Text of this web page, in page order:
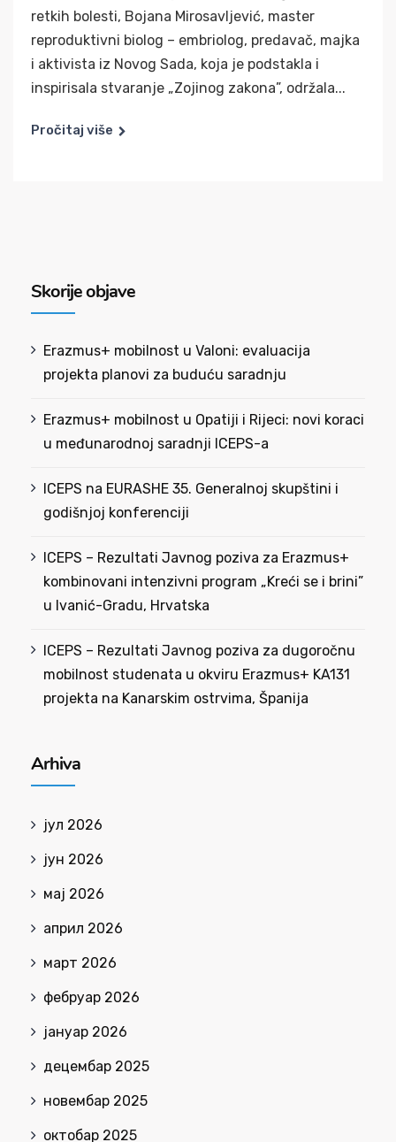
retkih bolesti, Bojana Mirosavljević, master
reproduktivni biolog – embriolog, predavač, majka
i aktivista iz Novog Sada, koja je podstakla i
inspirisala stvaranje „Zojinog zakona”, održala...
Pročitaj više
Skorije objave
Erazmus+ mobilnost u Valoni: evaluacija
projekta planovi za buduću saradnju
Erazmus+ mobilnost u Opatiji i Rijeci: novi koraci
u međunarodnoj saradnji ICEPS-a
ICEPS na EURASHE 35. Generalnoj skupštini i
godišnjoj konferenciji
ICEPS – Rezultati Javnog poziva za Erazmus+
kombinovani intenzivni program „Kreći se i brini”
u Ivanić-Gradu, Hrvatska
ICEPS – Rezultati Javnog poziva za dugoročnu
mobilnost studenata u okviru Erazmus+ KA131
projekta na Kanarskim ostrvima, Španija
Arhiva
јул 2026
јун 2026
мај 2026
април 2026
март 2026
фебруар 2026
јануар 2026
децембар 2025
новембар 2025
октобар 2025